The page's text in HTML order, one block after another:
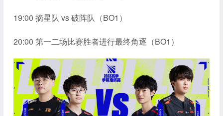
19:00 摘星队 vs 破阵队（BO1）
20:00 第一二场比赛胜者进行最终角逐（BO1）